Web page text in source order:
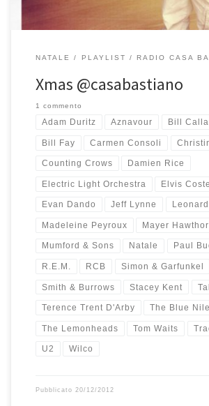
NATALE PLAYLIST RADIO CASA
Xmas @casabastiano
1 commento
Adam Duritz Aznavour Bill
Bill Fay Carmen Consoli
Counting Crows Damien Rice
Electric Light Orchestra Elvis
Evan Dando Jeff Lynne
Madeleine Peyroux Mayer
Mumford & Sons Natale Paul
R.E.M. RCB Simon & Garfunkel
Smith & Burrows Stacey Kent
Terence Trent D'Arby The Blue Nile
The Lemonheads Tom Waits
U2 Wilco
Pubblicato 20/12/2012